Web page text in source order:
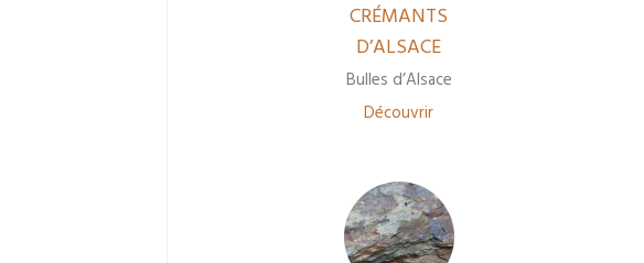
CRÉMANTS
D’ALSACE
Bulles d’Alsace
Découvrir